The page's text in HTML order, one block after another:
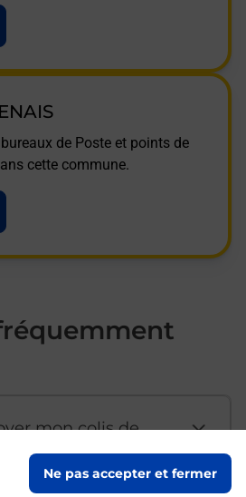
Ne pas accepter et fermer
de Poste et points de
cette commune.
mon colis de